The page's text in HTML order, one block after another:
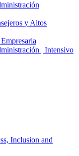
y Altos
| Intensivo
Inclusion and